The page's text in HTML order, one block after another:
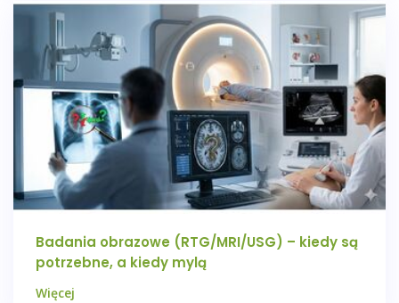
Badania obrazowe (RTG/MRI/USG) – kiedy są
potrzebne, a kiedy mylą
Więcej